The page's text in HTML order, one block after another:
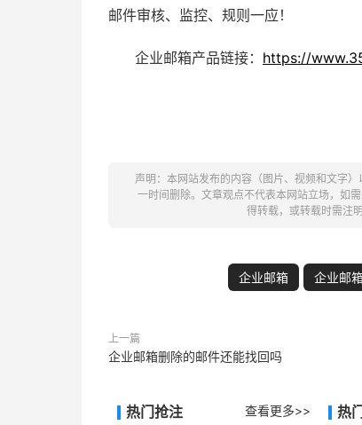
邮件审核、监控、规则一应！
企业邮箱产品链接： https://
声明：本网站发布的内容（图片、视频和文字
一时间删除。文章观点不代表本网站立场，如
得转载，或转载时需注明
企业邮箱 企业邮
上一篇
企业邮箱删除的邮件还能找回吗
热门抢注 查看更多>> 热